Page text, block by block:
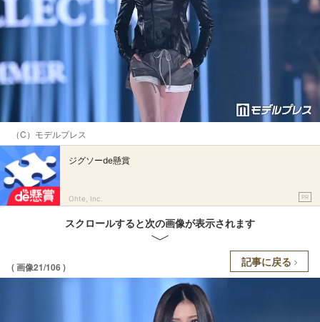
（C）モデルプレス
ジグソーde懸賞
Ohte, Inc. PR
スクロールすると次の画像が表示されます
( 画像21/106 ) 記事に戻る